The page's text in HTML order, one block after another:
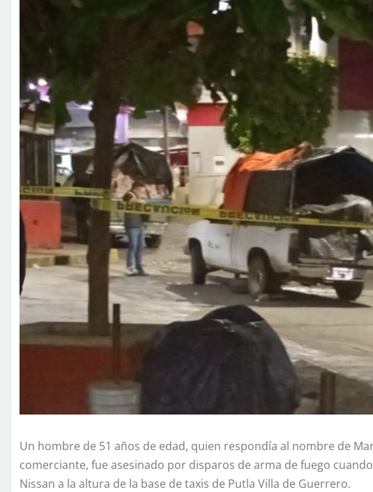
Un hombre de 51 años de edad, quien respondía al nombre de
comerciante, fue asesinado por disparos de arma de fuego
Nissan a la altura de la base de taxis de Putla Villa de Guerrero.